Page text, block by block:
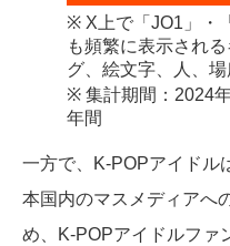
※ X上で「JO1」・
も頻繁に表示され
グ、絵文字、人、場
※ 集計期間：2024
年間
一方で、K-POPアイドル
本国内のマスメディアへ
め、K-POPアイドルファ